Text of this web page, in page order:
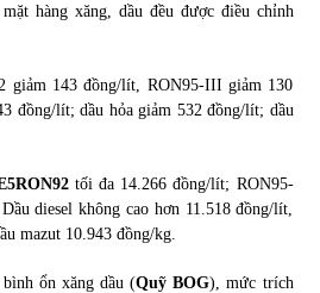
2022
2022
hàng xăng, dầu đều được điều chỉnh
giảm 143 đồng/lít, RON95-III giảm 130
đồng/lít; dầu hỏa giảm 532 đồng/lít; dầu
tối đa 14.266 đồng/lít; RON95-
diesel không cao hơn 11.518 đồng/lít,
mazut 10.943 đồng/kg.
ổn xăng dầu (Quỹ BOG), mức trích